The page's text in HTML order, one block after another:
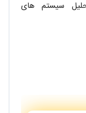
سیستم های